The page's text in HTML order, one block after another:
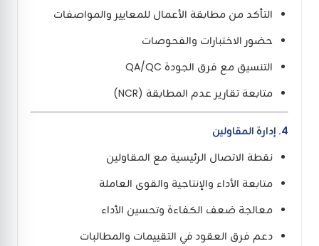
التأكد من مطابقة الأعمال للمعايير والمواصفات
حضور الاختبارات والفحوصات
التنسيق مع فرق الجودة QA/QC
متابعة تقارير عدم المطابقة (NCR)
4. إدارة المقاولين
نقطة الاتصال الرئيسية مع المقاولين
متابعة الأداء والإنتاجية والقوى العاملة
معالجة ضعف الكفاءة وتحسين الأداء
دعم فرق العقود في التقييمات والمطالبات